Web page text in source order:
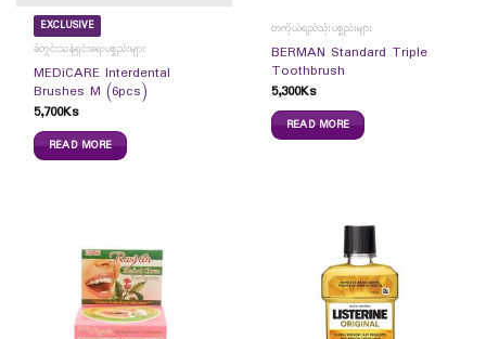
EXCLUSIVE
ခံတွင်းသန့်ရှင်းရေးပစ္စည်းများ
MEDiCARE Interdental
Brushes M (6pcs)
5,700Ks
READ MORE
တကိုယ်ရည်သုံးပစ္စည်းများ
BERMAN Standard Triple
Toothbrush
5,300Ks
READ MORE